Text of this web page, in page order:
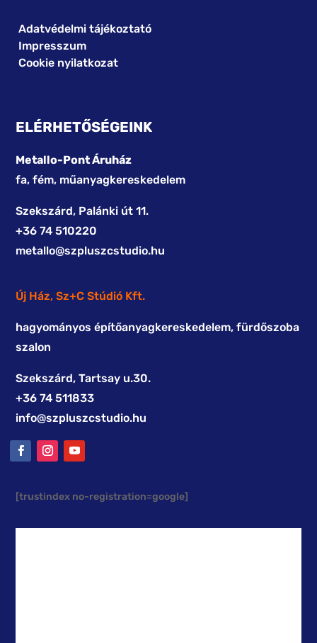
Adatvédelmi tájékoztató
Impresszum
Cookie nyilatkozat
ELÉRHETŐSÉGEINK
Metallo-Pont Áruház
fa, fém, műanyagkereskedelem
Szekszárd, Palánki út 11.
+36 74 510220
metallo@szpluszcstudio.hu
Új Ház, Sz+C Stúdió Kft.
hagyományos építőanyagkereskedelem, fürdőszoba
szalon
Szekszárd, Tartsay u.30.
+36 74 511833
info@szpluszcstudio.hu
[trustindex no-registration=google]